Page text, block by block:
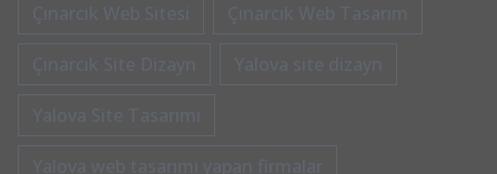
Çınarcık Web Sitesi Çınarcık Web Tasarım
Çınarcık Site Dizayn Yalova site dizayn
Yalova Site Tasarımı
Yalova web tasarımı yapan firmalar